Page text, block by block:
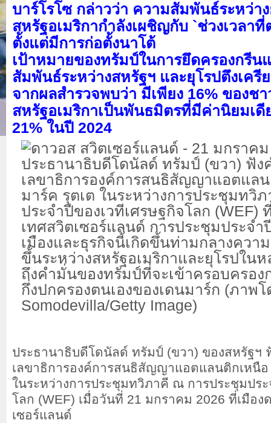
บาร์โรโซ กล่าวว่า ความสัมพันธ์ระหว่า
สหรัฐอเมริกากำลังเผชิญกับ `ช่วงเวลา
ตั้งแต่มีการก่อตั้งนาโต้
เป้าหมายของทรัมป์ในการยึดครองกรี
สัมพันธ์ระหว่างสหรัฐฯ และยุโรปตึงเครี
จากผลสำรวจพบว่า มีเพียง 16% ของช
สหรัฐอเมริกาเป็นพันธมิตรที่มีค่านิยมเดี
21% ในปี 2024
ประธานาธิบดีโดนัลด์ ทรัมป์ (ขวา) ของสหรัฐฯ
เลขาธิการองค์การสนธิสัญญาแอตแลนติกเหนือ
ในระหว่างการประชุมทวิภาคี ณ การประชุมประ
โลก (WEF) เมื่อวันที่ 21 มกราคม 2026 ที่เมือง
เซอร์แลนด์